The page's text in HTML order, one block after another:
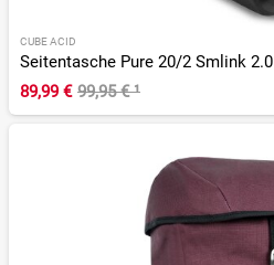
CUBE ACID
Seitentasche Pure 20/2 Smlink 2.0
89,99 € 99,95 €¹